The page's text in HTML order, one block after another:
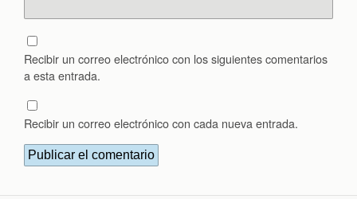
Recibir un correo electrónico con los siguientes comentarios
a esta entrada.
Recibir un correo electrónico con cada nueva entrada.